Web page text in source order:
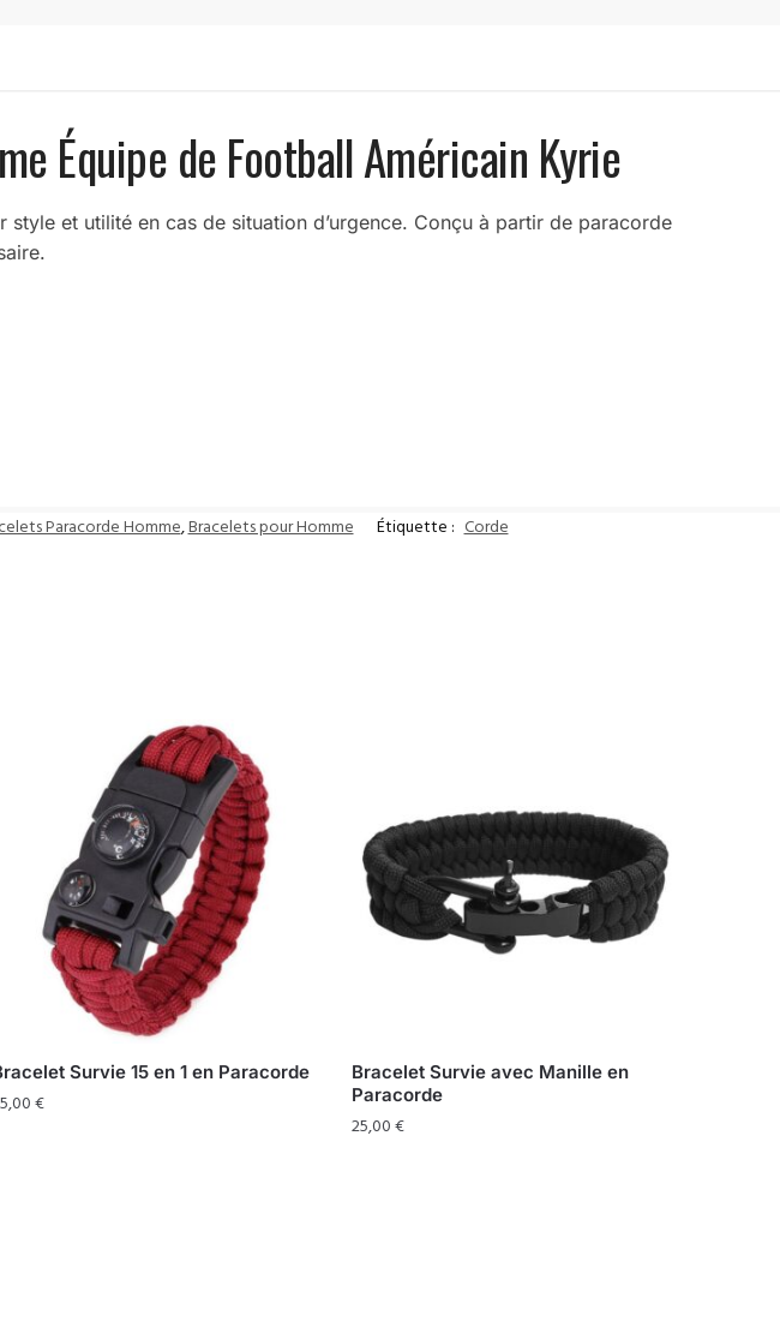
Équipe de Football Américain Kyrie
et utilité en cas de situation d’urgence. Conçu à partir de paracorde
Paracorde Homme,Bracelets pour Homme Étiquette : Corde
Survie 15 en 1 en Paracorde
€
Bracelet Survie avec Manille en
Paracorde
25,00€